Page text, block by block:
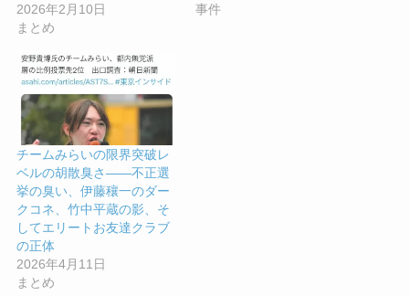
2026年2月10日
まとめ
事件
チームみらいの限界突破レ
ベルの胡散臭さ——不正選
挙の臭い、伊藤穰一のダー
クコネ、竹中平蔵の影、そ
してエリートお友達クラブ
の正体
2026年4月11日
まとめ